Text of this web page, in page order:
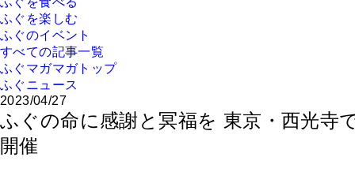
ふぐを楽しむ
ふぐのイベント
すべての記事一覧
ふぐマガマガトップ
ふぐニュース
2023/04/27
ふぐの命に感謝と冥福を 東京・西光寺
開催